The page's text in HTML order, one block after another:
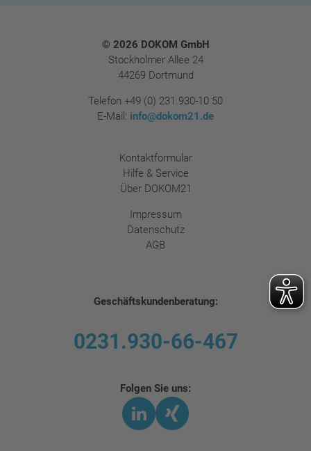
Footer
© 2026 DOKOM GmbH
Stockholmer Allee 24
44269 Dortmund
Telefon +49 (0) 231.930-10 50
E-Mail: info@dokom21.de
Kontaktformular
Hilfe & Service
Über DOKOM21
Impressum
Datenschutz
AGB
Geschäftskundenberatung:
0231.930-66-467
Folgen Sie uns:
LinkedIn